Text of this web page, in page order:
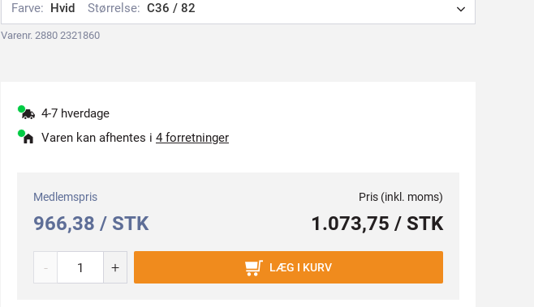
Farve: Hvid Størrelse: C36 / 82
Varenr. 2880 2321860
4-7 hverdage
Varen kan afhentes i 4 forretninger
Medlemspris
966,38 / STK
Pris (inkl. moms)
1.073,75 / STK
- + LÆG I KURV